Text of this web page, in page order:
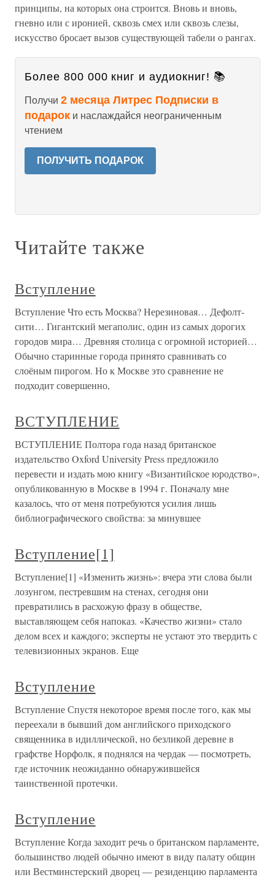
принципы, на которых она строится. Вновь и вновь,
гневно или с иронией, сквозь смех или сквозь слезы,
искусство бросает вызов существующей табели о рангах.
Более 800 000 книг и аудиокниг! 📚
Получи 2 месяца Литрес Подписки в
подарок и наслаждайся неограниченным
чтением
ПОЛУЧИТЬ ПОДАРОК
Читайте также
Вступление
Вступление Что есть Москва? Нерезиновая… Дефолт-
сити… Гигантский мегаполис, один из самых дорогих
городов мира… Древняя столица с огромной историей…
Обычно старинные города принято сравнивать со
слоёным пирогом. Но к Москве это сравнение не
подходит совершенно,
ВСТУПЛЕНИЕ
ВСТУПЛЕНИЕ Полтора года назад британское
издательство Oxford University Press предложило
перевести и издать мою книгу «Византийское юродство»,
опубликованную в Москве в 1994 г. Поначалу мне
казалось, что от меня потребуются усилия лишь
библиографического свойства: за минувшее
Вступление[1]
Вступление[1] «Изменить жизнь»: вчера эти слова были
лозунгом, пестревшим на стенах, сегодня они
превратились в расхожую фразу в обществе,
выставляющем себя напоказ. «Качество жизни» стало
делом всех и каждого; эксперты не устают это твердить с
телевизионных экранов. Еще
Вступление
Вступление Спустя некоторое время после того, как мы
переехали в бывший дом английского приходского
священника в идиллической, но безликой деревне в
графстве Норфолк, я поднялся на чердак — посмотреть,
где источник неожиданно обнаружившейся
таинственной протечки.
Вступление
Вступление Когда заходит речь о британском парламенте,
большинство людей обычно имеют в виду палату общин
или Вестминстерский дворец — резиденцию парламента